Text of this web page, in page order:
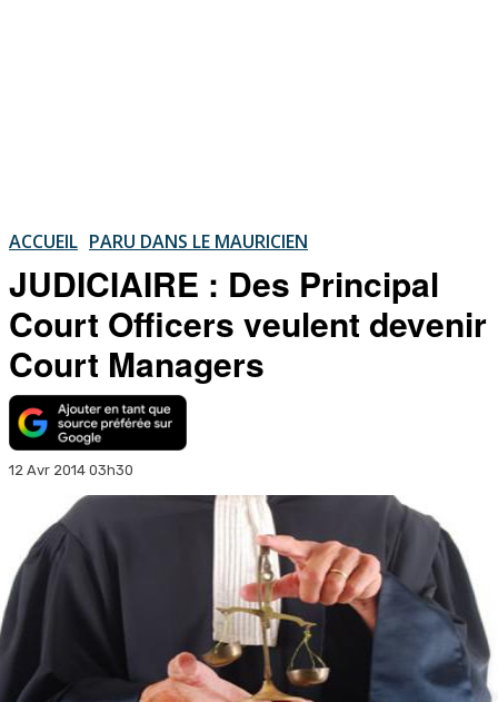
ACCUEIL PARU DANS LE MAURICIEN
JUDICIAIRE : Des Principal
Court Officers veulent devenir
Court Managers
12 Avr 2014 03h30